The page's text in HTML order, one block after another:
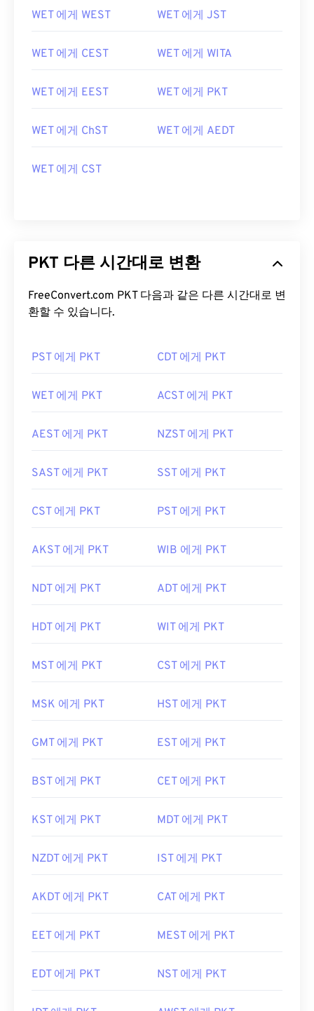
WET 에게 WEST WET 에게 JST
WET 에게 CEST WET 에게 WITA
WET 에게 EEST WET 에게 PKT
WET 에게 ChST WET 에게 AEDT
WET 에게 CST
PKT 다른 시간대로 변환
FreeConvert.com PKT 다음과 같은 다른 시간대로 변
환할 수 있습니다.
PST 에게 PKT CDT 에게 PKT
WET 에게 PKT ACST 에게 PKT
AEST 에게 PKT NZST 에게 PKT
SAST 에게 PKT SST 에게 PKT
CST 에게 PKT PST 에게 PKT
AKST 에게 PKT WIB 에게 PKT
NDT 에게 PKT ADT 에게 PKT
HDT 에게 PKT WIT 에게 PKT
MST 에게 PKT CST 에게 PKT
MSK 에게 PKT HST 에게 PKT
GMT 에게 PKT EST 에게 PKT
BST 에게 PKT CET 에게 PKT
KST 에게 PKT MDT 에게 PKT
NZDT 에게 PKT IST 에게 PKT
AKDT 에게 PKT CAT 에게 PKT
EET 에게 PKT MEST 에게 PKT
EDT 에게 PKT NST 에게 PKT